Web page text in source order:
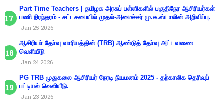
Part Time Teachers | தமிழக அரசுப் பள்ளிகளில் பகுதிநேர ஆசிரியர்கள்
பணி நிரந்தரம் - சட்டசபையில் முதல்-அமைச்சர் மு.க.ஸ்டாலின் அறிவிப்பு.
Jan 25 2026
ஆசிரியா் தோ்வு வாரியத்தின் (TRB) ஆண்டுத் தோ்வு அட்டவணை
வெளியீடு
Jan 24 2026
PG TRB முதுகலை ஆசிரியர் நேரடி நியமனம் 2025 - தற்காலிக தெரிவுப்
பட்டியல் வெளியீடு.
Jan 23 2026